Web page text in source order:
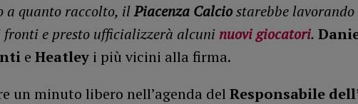
a quanto raccolto, ilPiacenza Calciostarebbe lavorando
fronti e presto ufficializzerà alcuni nuovi giocatori.
e Heatley i più vicini alla firma.
un minuto libero nell’agenda del Responsabile